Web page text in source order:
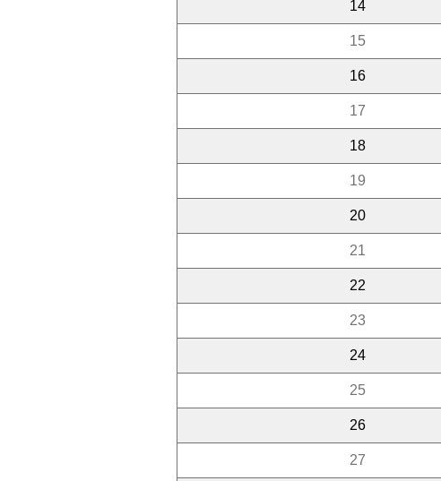
14
15
16
17
18
19
20
21
22
23
24
25
26
27